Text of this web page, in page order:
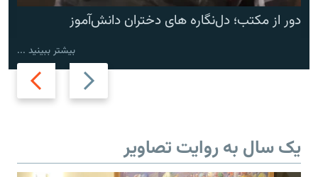
Previous
slide
Next
slide
دور از مکتب؛ دل‌نگاره های دختران دانش‌آموز
بیشتر ببینید ...
یک سال به روایت تصاویر